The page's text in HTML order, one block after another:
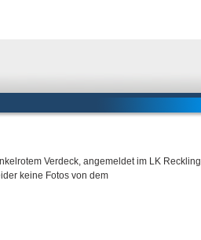
Verdeck, angemeldet im LK
keine Fotos von dem